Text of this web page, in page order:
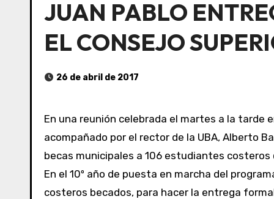
JUAN PABLO
EL CONSEJO
26 de abril de 2017
En una reunión celebrada el martes a la tarde
acompañado por el rector de la UBA, Alberto
becas municipales a 106 estudiantes
En el 10º año de puesta en marcha del programa de Becas, el jefe comunal se acercó a la Universidad de Buenos Aires (UBA), donde estudian 53 de los
costeros becados, para hacer la entrega